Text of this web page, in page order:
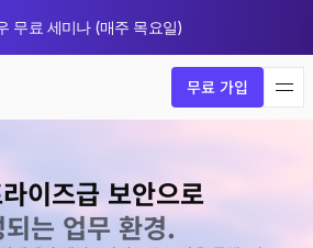
무료 세미나 (매주 목요일)
무료 가입
이즈급 보안으로
되는 업무 환경.